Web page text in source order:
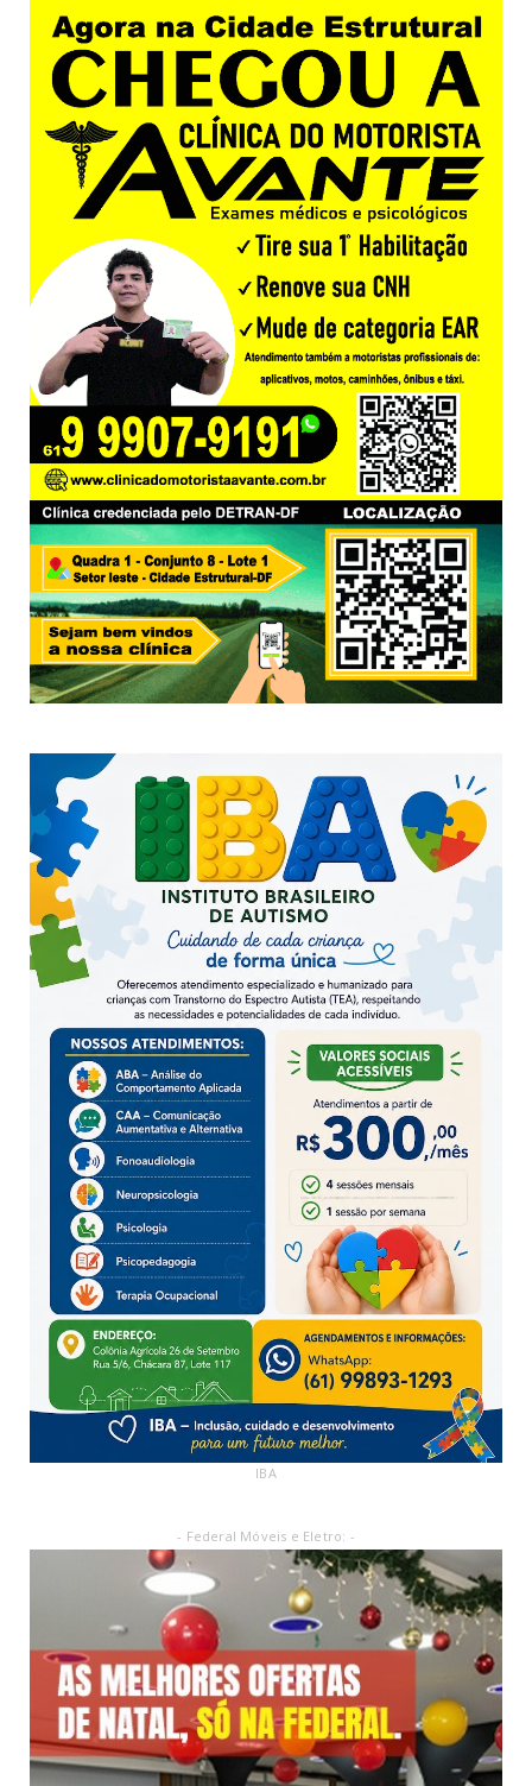
IBA
- Federal Móveis e Eletro: -